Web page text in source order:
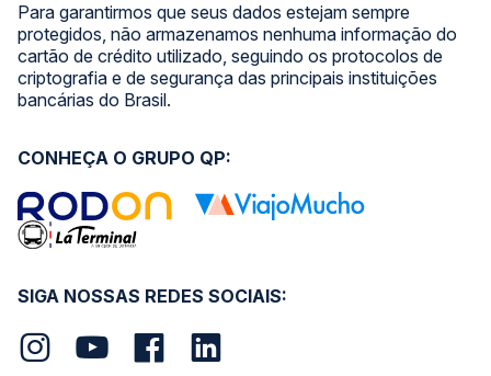
Para garantirmos que seus dados estejam sempre
protegidos, não armazenamos nenhuma informação do
cartão de crédito utilizado, seguindo os protocolos de
criptografia e de segurança das principais instituições
bancárias do Brasil.
SIGA NOSSAS REDES SOCIAIS:
CONHEÇA O GRUPO QP: